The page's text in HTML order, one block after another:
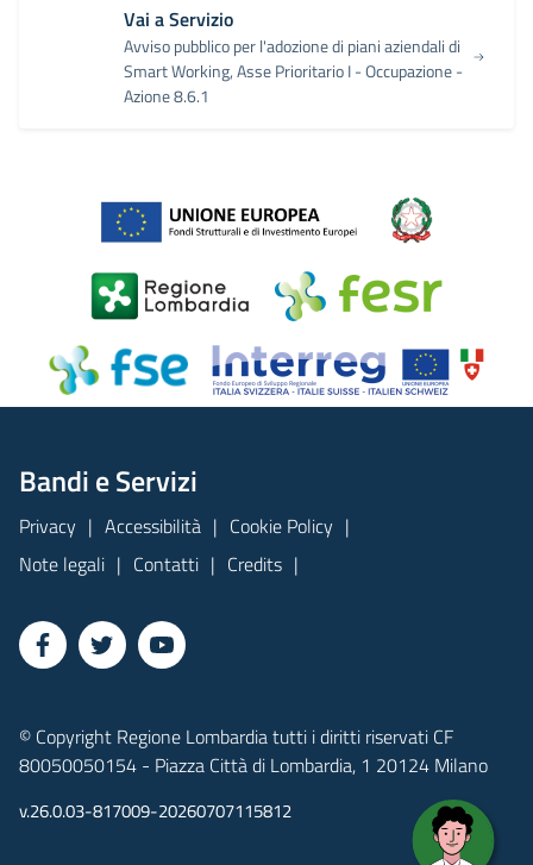
Vai a Servizio
Avviso pubblico per l'adozione di piani aziendali di
Smart Working, Asse Prioritario I - Occupazione -
Azione 8.6.1
Bandi e Servizi
Privacy Accessibilità
Cookie Policy
Note legali
Contatti Credits
© Copyright Regione Lombardia tutti i diritti riservati CF
80050050154 - Piazza Città di Lombardia, 1 20124 Milano
v.26.0.03-817009-20260707115812